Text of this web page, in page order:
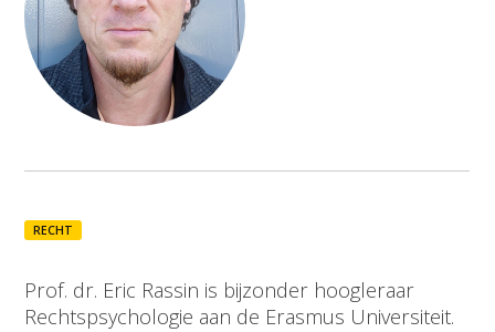
RECHT
Prof. dr. Eric Rassin is bijzonder hoogleraar
Rechtspsychologie aan de Erasmus Universiteit.